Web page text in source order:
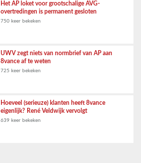
Het AP loket voor grootschalige AVG-
overtredingen is permanent gesloten
750 keer bekeken
UWV zegt niets van normbrief van AP aan
8vance af te weten
725 keer bekeken
Hoeveel (serieuze) klanten heeft 8vance
eigenlijk? René Veldwijk vervolgt
639 keer bekeken